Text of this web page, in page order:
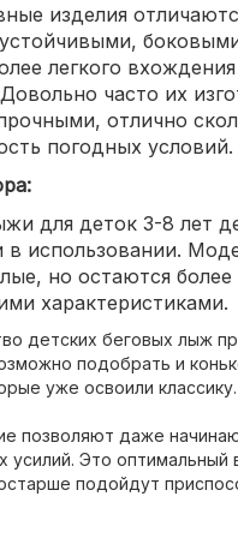
изделия
легкого
часто их
отлично
погодных условий.
для деток 3-8 лет
использовании.
но остаются
характеристиками.
детских беговых лыж
подобрать и
уже освоили классику.
позволяют даже
усилий. Это оптимальный
подойдут